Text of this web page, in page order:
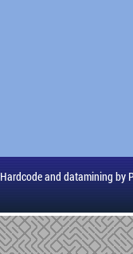
Hardcode and datamining by